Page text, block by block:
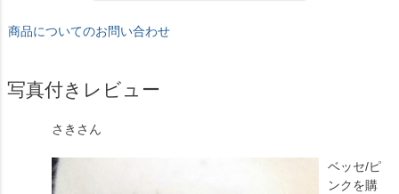
商品についてのお問い合わせ
写真付きレビュー
さき さん
ベッセ/ピ
ンクを購